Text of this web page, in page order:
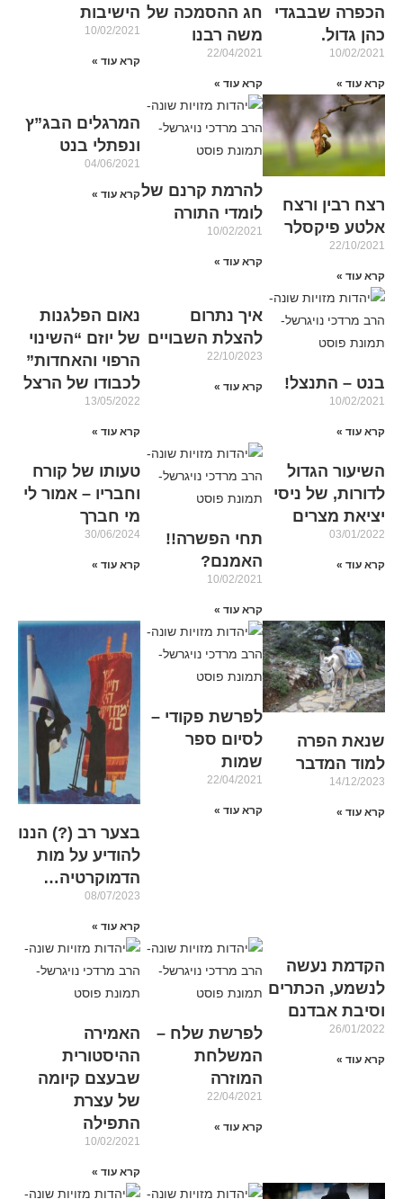
הכפרה שבבגדי
כהן גדול.
10/02/2021
קרא עוד »
חג ההסמכה של
משה רבנו
22/04/2021
קרא עוד »
הישיבות
10/02/2021
קרא עוד »
רצח רבין ורצח
אלטע פיקסלר
22/10/2021
קרא עוד »
להרמת קרנם של
לומדי התורה
10/02/2021
קרא עוד »
המרגלים הבג”ץ
ונפתלי בנט
04/06/2021
קרא עוד »
בנט – התנצל!
10/02/2021
קרא עוד »
איך נתרום
להצלת השבויים
22/10/2023
קרא עוד »
נאום הפלגנות
של יוזם “השינוי
הרפוי והאחדות”
לכבודו של הרצל
13/05/2022
קרא עוד »
השיעור הגדול
לדורות, של ניסי
יציאת מצרים
03/01/2022
קרא עוד »
תחי הפשרה!!
האמנם?
10/02/2021
קרא עוד »
טעותו של קורח
וחבריו – אמור לי
מי חברך
30/06/2024
קרא עוד »
שנאת הפרה
למוד המדבר
14/12/2023
קרא עוד »
לפרשת פקודי –
לסיום ספר
שמות
22/04/2021
קרא עוד »
בצער רב (?) הננו
להודיע על מות
הדמוקרטיה…
08/07/2023
קרא עוד »
הקדמת נעשה
לנשמע, הכתרים
וסיבת אבדנם
26/01/2022
קרא עוד »
לפרשת שלח –
המשלחת
המוזרה
22/04/2021
קרא עוד »
האמירה
ההיסטורית
שבעצם קיומה
של עצרת
התפילה
10/02/2021
קרא עוד »